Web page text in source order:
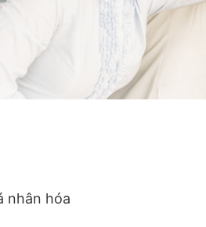
nhân hóa